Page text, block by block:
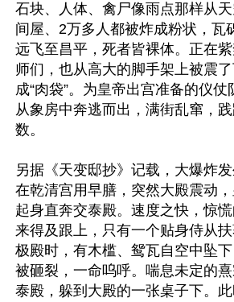
石块、人体、禽尸像雨点那样从
间屋、2万多人都被炸成粉状，瓦
远飞至昌平，死者皆裸体。正在
师们，也从高大的脚手架上被震
成“肉袋”。为皇帝出宫准备的仪
从象房中奔逃而出，满街乱窜，
数。
另据《天变邸抄》记载，大爆炸
在乾清宫用早膳，突然大殿震动，
起身直奔交泰殿。速度之快，惊
来得及跟上，只有一个贴身侍从
极殿时，有木槛、鸳瓦自空中坠
被砸裂，一命呜呼。喘息未定的
泰殿，躲到大殿的一张桌子下。